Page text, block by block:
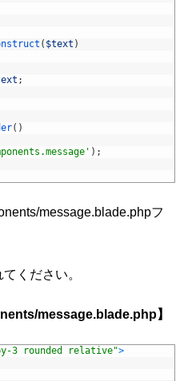
( $text )
;
( )
) ;
message.blade.phpフ
ください。
message.blade.php】
3 rounded relative">